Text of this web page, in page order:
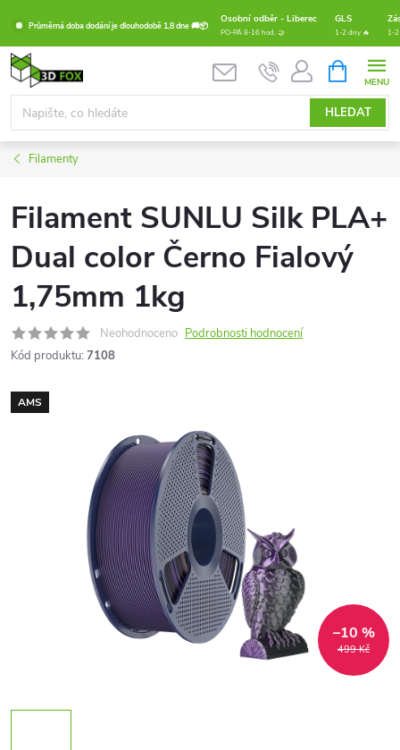
obsah
Průměrná doba dodání je dlouhodobě 1,8 dne 🚚📦
Osobní odběr - Liberec GLS
PO-PÁ 8-16 hod. 🤝 1-2 dny 🔥 1-
HLEDAT
NÁKUPNÍ
KOŠÍK
Filamenty
Filament SUNLU Silk PLA+
Dual color Černo Fialový
1,75mm 1kg
Neohodnoceno Podrobnosti hodnocení
Kód produktu: 7108
AMS
499 Kč
–10 %